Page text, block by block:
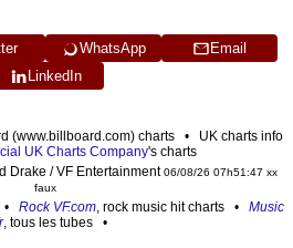
WhatsApp
Email
LinkedIn
(www.billboard.com) charts • UK charts info
UK Charts Company's charts
Drake / VF Entertainment06/08/26 07h51:47 xx
faux
• Rock VF.com, rock music hit charts • Music
, tous les tubes •